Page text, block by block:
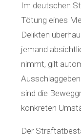
Im deutschen
Tötung eines
Delikten
jemand
nimmt, gilt
sind die
konkreten
Der